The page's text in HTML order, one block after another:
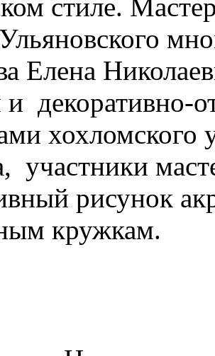
стиле.
Елена
декоративно-
хохломского
участники
рисунок
кружкам.